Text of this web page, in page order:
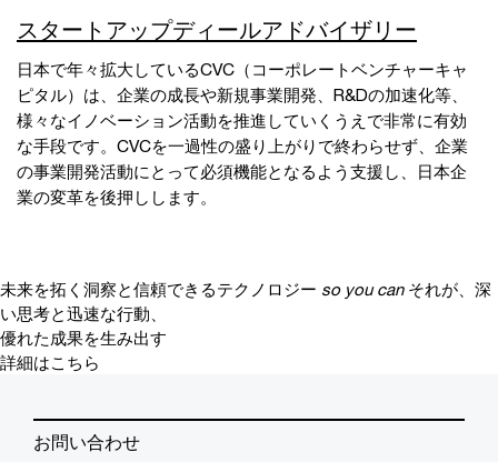
スタートアップディールアドバイザリー
日本で年々拡大しているCVC（コーポレートベンチャーキャ
ピタル）は、企業の成長や新規事業開発、R&Dの加速化等、
様々なイノベーション活動を推進していくうえで非常に有効
な手段です。CVCを一過性の盛り上がりで終わらせず、企業
の事業開発活動にとって必須機能となるよう支援し、日本企
業の変革を後押しします。
未来を拓く洞察と信頼できるテクノロジー so you can それが、深
い思考と迅速な行動、
優れた成果を生み出す
詳細はこちら
お問い合わせ